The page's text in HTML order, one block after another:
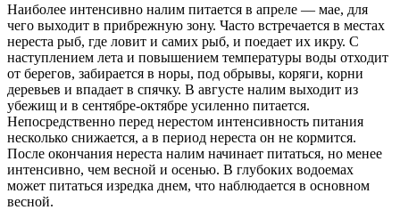
Наиболее интенсивно налим питается в апреле — мае, для
чего выходит в прибрежную зону. Часто встречается в местах
нереста рыб, где ловит и самих рыб, и поедает их икру. С
наступлением лета и повышением температуры воды отходит
от берегов, забирается в норы, под обрывы, коряги, корни
деревьев и впадает в спячку. В августе налим выходит из
убежищ и в сентябре-октябре усиленно питается.
Непосредственно перед нерестом интенсивность питания
несколько снижается, а в период нереста он не кормится.
После окончания нереста налим начинает питаться, но менее
интенсивно, чем весной и осенью. В глубоких водоемах
может питаться изредка днем, что наблюдается в основном
весной.